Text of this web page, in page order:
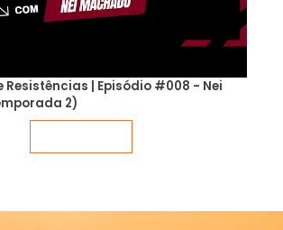
Resistências | Episódio #008 - Nei
2)